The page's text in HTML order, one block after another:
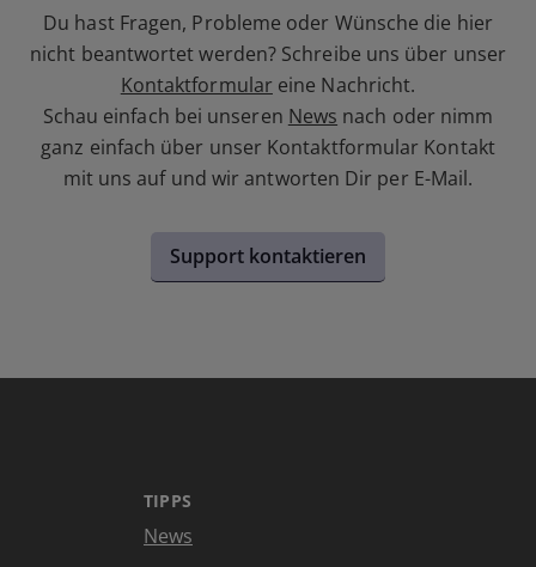
Du hast Fragen, Probleme oder Wünsche die hier
nicht beantwortet werden? Schreibe uns über unser
Kontaktformular eine Nachricht.
Schau einfach bei unseren News nach oder nimm
ganz einfach über unser Kontaktformular Kontakt
mit uns auf und wir antworten Dir per E-Mail.
Support kontaktieren
TIPPS
News